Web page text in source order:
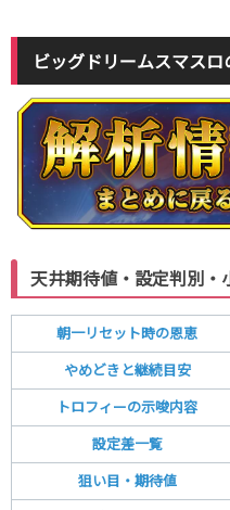
ビッグドリームスマスロ
天井期待値・設定判別・
朝一リセット時の恩恵
やめどきと継続目安
トロフィーの示唆内容
設定差一覧
狙い目・期待値